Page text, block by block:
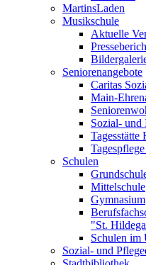
MartinsLaden
Musikschule
Aktuelle
Seniorenangebote
Caritas
Main-
Sozial- und
Tagesstätte
Schulen
Mittelschule
Gymnasium
"St.
Schulen im
Sozial- und